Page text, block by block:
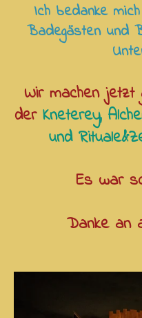
Ich bedanke
Badegästen und
Wir machen
der Kneterey,
und
Es war
Danke an